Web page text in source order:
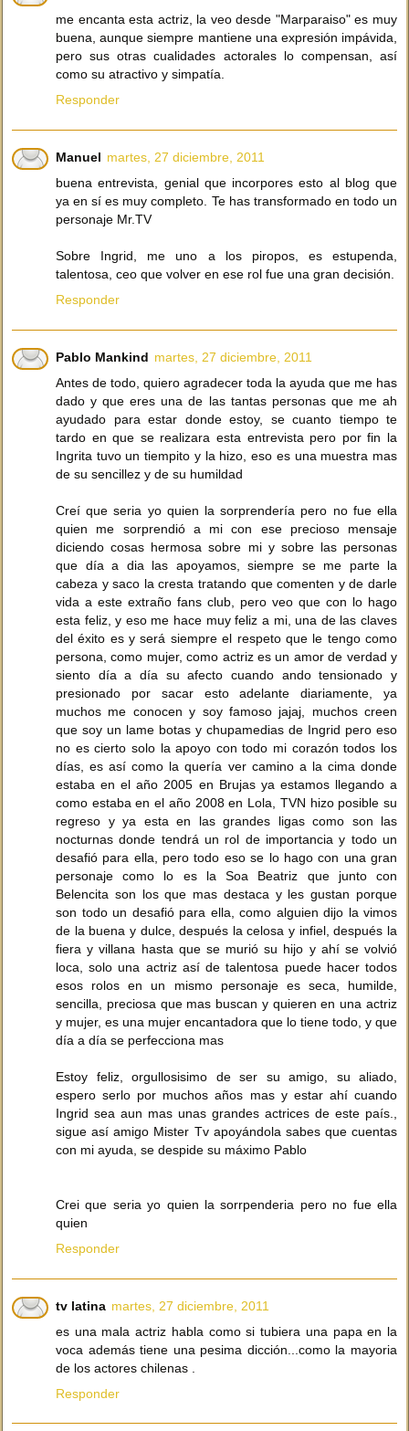
me encanta esta actriz, la veo desde "Marparaiso" es muy
buena, aunque siempre mantiene una expresión impávida,
pero sus otras cualidades actorales lo compensan, así
como su atractivo y simpatía.
Responder
Manuel martes, 27 diciembre, 2011
buena entrevista, genial que incorpores esto al blog que
ya en sí es muy completo. Te has transformado en todo un
personaje Mr.TV
Sobre Ingrid, me uno a los piropos, es estupenda,
talentosa, ceo que volver en ese rol fue una gran decisión.
Responder
Pablo Mankind martes, 27 diciembre, 2011
Antes de todo, quiero agradecer toda la ayuda que me has
dado y que eres una de las tantas personas que me ah
ayudado para estar donde estoy, se cuanto tiempo te
tardo en que se realizara esta entrevista pero por fin la
Ingrita tuvo un tiempito y la hizo, eso es una muestra mas
de su sencillez y de su humildad
Creí que seria yo quien la sorprendería pero no fue ella
quien me sorprendió a mi con ese precioso mensaje
diciendo cosas hermosa sobre mi y sobre las personas
que día a dia las apoyamos, siempre se me parte la
cabeza y saco la cresta tratando que comenten y de darle
vida a este extraño fans club, pero veo que con lo hago
esta feliz, y eso me hace muy feliz a mi, una de las claves
del éxito es y será siempre el respeto que le tengo como
persona, como mujer, como actriz es un amor de verdad y
siento día a día su afecto cuando ando tensionado y
presionado por sacar esto adelante diariamente, ya
muchos me conocen y soy famoso jajaj, muchos creen
que soy un lame botas y chupamedias de Ingrid pero eso
no es cierto solo la apoyo con todo mi corazón todos los
días, es así como la quería ver camino a la cima donde
estaba en el año 2005 en Brujas ya estamos llegando a
como estaba en el año 2008 en Lola, TVN hizo posible su
regreso y ya esta en las grandes ligas como son las
nocturnas donde tendrá un rol de importancia y todo un
desafió para ella, pero todo eso se lo hago con una gran
personaje como lo es la Soa Beatriz que junto con
Belencita son los que mas destaca y les gustan porque
son todo un desafió para ella, como alguien dijo la vimos
de la buena y dulce, después la celosa y infiel, después la
fiera y villana hasta que se murió su hijo y ahí se volvió
loca, solo una actriz así de talentosa puede hacer todos
esos rolos en un mismo personaje es seca, humilde,
sencilla, preciosa que mas buscan y quieren en una actriz
y mujer, es una mujer encantadora que lo tiene todo, y que
día a día se perfecciona mas
Estoy feliz, orgullosisimo de ser su amigo, su aliado,
espero serlo por muchos años mas y estar ahí cuando
Ingrid sea aun mas unas grandes actrices de este país.,
sigue así amigo Mister Tv apoyándola sabes que cuentas
con mi ayuda, se despide su máximo Pablo
Crei que seria yo quien la sorrpenderia pero no fue ella
quien
Responder
tv latina martes, 27 diciembre, 2011
es una mala actriz habla como si tubiera una papa en la
voca además tiene una pesima dicción...como la mayoria
de los actores chilenas .
Responder